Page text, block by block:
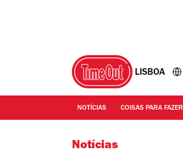
LISBOA
NOTÍCIAS COISAS PARA FAZER
Notícias